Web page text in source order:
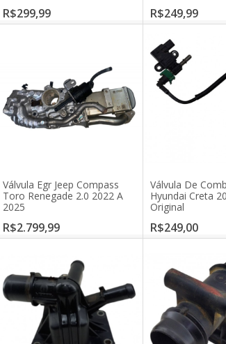
R$299,99 R$249,99
Válvula Egr Jeep Compass
Toro Renegade 2.0 2022 A
2025
R$2.799,99
Válvula De
Hyundai Creta
Original
R$249,00